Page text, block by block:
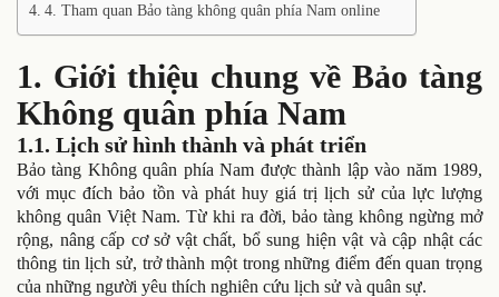
4. Tham quan Bảo tàng không quân phía Nam online
1. Giới thiệu chung về Bảo tàng
Không quân phía Nam
1.1. Lịch sử hình thành và phát triển
Bảo tàng Không quân phía Nam được thành lập vào năm 1989,
với mục đích bảo tồn và phát huy giá trị lịch sử của lực lượng
không quân Việt Nam. Từ khi ra đời, bảo tàng không ngừng mở
rộng, nâng cấp cơ sở vật chất, bổ sung hiện vật và cập nhật các
thông tin lịch sử, trở thành một trong những điểm đến quan trọng
của những người yêu thích nghiên cứu lịch sử và quân sự.